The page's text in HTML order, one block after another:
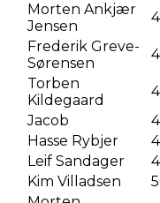
Morten Ankjær
Jensen
Frederik Greve-
Sørensen
Torben
Kildegaard
Jacob
Hasse Rybjer
Leif Sandager
Kim Villadsen